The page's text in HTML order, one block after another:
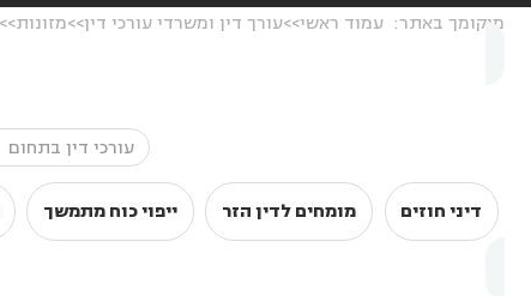
מיקומך באתר: עמוד ראשי עורך דין ומשרדי עורכי דין מזונות
דיני חוזים מומחים לדין הזר ייפוי כוח מתמשך